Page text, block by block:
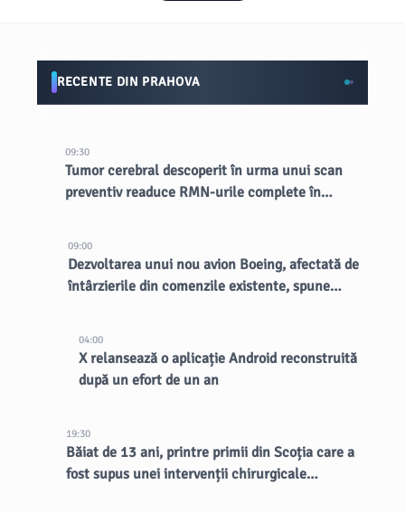
RECENTE DIN PRAHOVA
09:30
Tumor cerebral descoperit în urma unui scan
preventiv readuce RMN-urile complete în
09:00
Dezvoltarea unui nou avion Boeing, afectată de
întârzierile din comenzile existente, spune
04:00
X relansează o aplicație Android reconstruită
după un efort de un an
19:30
Băiat de 13 ani, printre primii din Scoția care a
fost supus unei intervenții chirurgicale